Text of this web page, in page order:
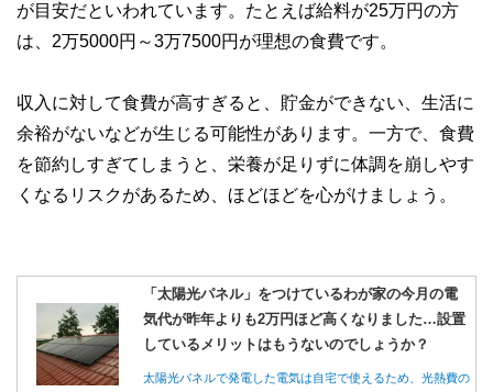
が目安だといわれています。たとえば給料が25万円の方
は、2万5000円～3万7500円が理想の食費です。
収入に対して食費が高すぎると、貯金ができない、生活に
余裕がないなどが生じる可能性があります。一方で、食費
を節約しすぎてしまうと、栄養が足りずに体調を崩しやす
くなるリスクがあるため、ほどほどを心がけましょう。
「太陽光パネル」をつけているわが家の今月の電
気代が昨年よりも2万円ほど高くなりました…設置
しているメリットはもうないのでしょうか？
太陽光パネルで発電した電気は自宅で使えるため、光熱費の